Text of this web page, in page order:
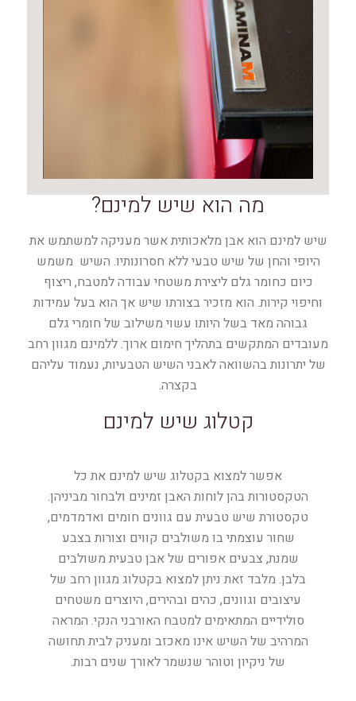
מה הוא שיש למינם?
שיש למינם הוא אבן מלאכותית אשר מעניקה למשתמש את
היופי והחן של שיש טבעי ללא חסרונותיו. השיש משמש
כיום כחומר גלם ליצירת משטחי עבודה למטבח, ריצוף
וחיפוי קירות. הוא מזכיר בצורתו שיש אך הוא בעל עמידות
גבוהה מאד בשל היותו עשוי משילוב של חומרי גלם
מעובדים המתקשים בתהליך חימום ארוך. ללמינם מגוון רחב
של יתרונות בהשוואה לאבני השיש הטבעיות, נעמוד עליהם
בקצרה.
קטלוג שיש למינם
אפשר למצוא בקטלוג שיש למינם את כל
הטקסטורות בהן לוחות האבן זמינים ולבחור מביניהן.
טקסטורת שיש טבעית עם גוונים חומים ואדמדמים,
שחור עוצמתי בו משולבים קווים וצורות בצבע
שמנת, צבעים אפורים של אבן טבעית משולבים
בלבן. מלבד זאת ניתן למצוא בקטלוג מגוון רחב של
עיצובים וגוונים, כהים ובהירים, היוצרים משטחים
סולידיים המתאימים למטבח האורבני הנקי. המראה
המרהיב של השיש אינו מאכזב ומעניק לבית תחושה
של ניקיון וטוהר שנשמר לאורך שנים רבות.